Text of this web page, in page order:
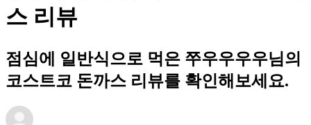
스 리뷰
점심에 일반식으로 먹은 쭈우우우우님의
코스트코 돈까스 리뷰를 확인해보세요.